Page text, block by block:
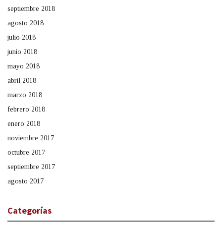
septiembre 2018
agosto 2018
julio 2018
junio 2018
mayo 2018
abril 2018
marzo 2018
febrero 2018
enero 2018
noviembre 2017
octubre 2017
septiembre 2017
agosto 2017
Categorías